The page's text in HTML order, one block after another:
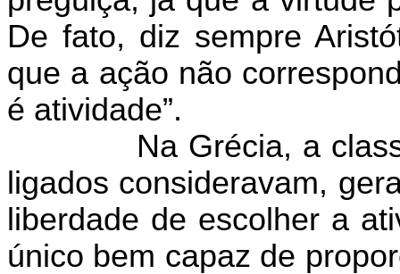
De fato, diz sempre
que a ação não
é atividade”.
Na Grécia, a
ligados consideravam,
liberdade de escolher a
único bem capaz de